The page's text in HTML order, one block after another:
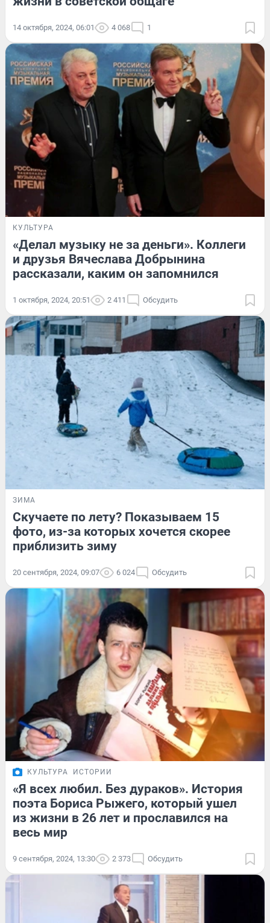
14 октября, 2024, 06:01 4 068 1
КУЛЬТУРА
«Делал музыку не за деньги». Коллеги
и друзья Вячеслава Добрынина
рассказали, каким он запомнился
1 октября, 2024, 20:51 2 411 Обсудить
ЗИМА
Скучаете по лету? Показываем 15
фото, из-за которых хочется скорее
приблизить зиму
20 сентября, 2024, 09:07 6 024 Обсудить
КУЛЬТУРА ИСТОРИИ
«Я всех любил. Без дураков». История
поэта Бориса Рыжего, который ушел
из жизни в 26 лет и прославился на
весь мир
9 сентября, 2024, 13:30 2 373 Обсудить